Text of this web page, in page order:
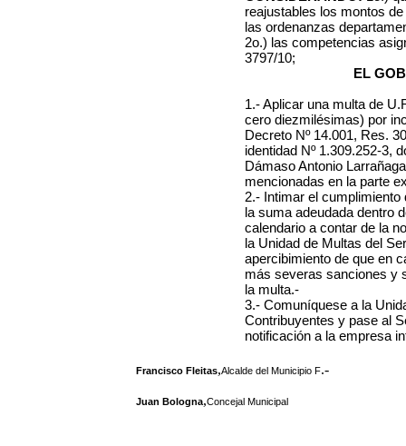
reajustables los montos
las ordenanzas
2o.) las competencias
3797/10;
EL
1.- Aplicar una multa de
cero diezmilésimas) por
Decreto Nº 14.001, Res.
identidad Nº 1.309.252-3,
Dámaso Antonio
mencionadas en la parte
2.- Intimar el
la suma adeudada dentro
calendario a contar de la
la Unidad de Multas del
apercibimiento de que en
más severas sanciones y
la multa.-
3.- Comuníquese a la
Contribuyentes y pase al
notificación a la empresa
Francisco Fleitas,Alcalde del Municipio F.-
Juan Bologna,Concejal Municipal